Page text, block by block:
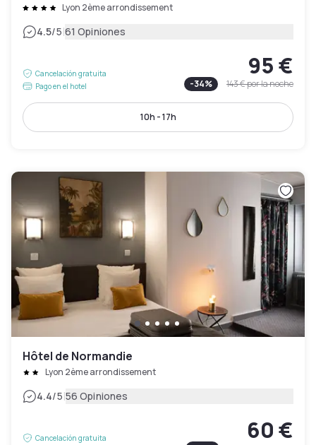
Lyon 2ème arrondissement
4.5/5|61 Opiniones
Cancelación gratuita
Pago en el hotel
95 €
-34% 143 €por la noche
10h - 17h
Hôtel de Normandie
Lyon 2ème arrondissement
4.4/5|56 Opiniones
Cancelación gratuita 60 €